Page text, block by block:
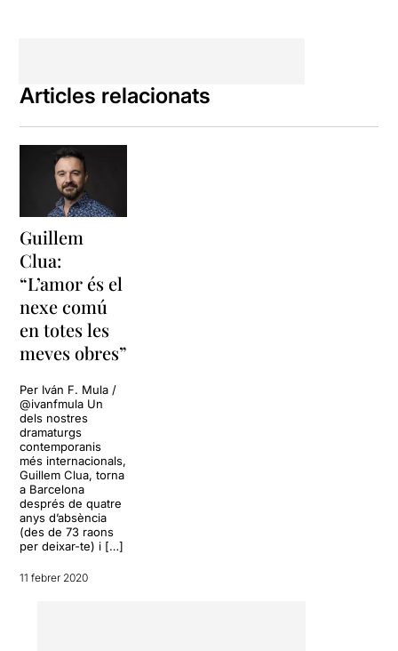
Articles relacionats
Guillem
Clua:
“L’amor és el
nexe comú
en totes les
meves obres”
Per Iván F. Mula /
@ivanfmula Un
dels nostres
dramaturgs
contemporanis
més internacionals,
Guillem Clua, torna
a Barcelona
després de quatre
anys d’absència
(des de 73 raons
per deixar-te) i […]
11 febrer 2020